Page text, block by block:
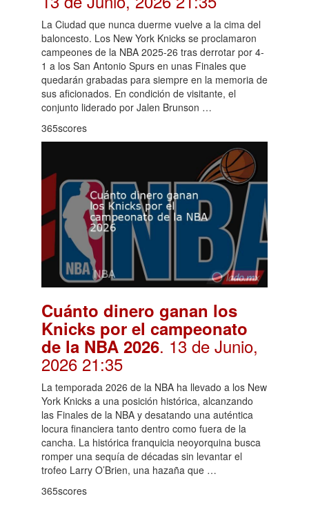
La Ciudad que nunca duerme vuelve a la cima del
baloncesto. Los New York Knicks se proclamaron
campeones de la NBA 2025-26 tras derrotar por 4-
1 a los San Antonio Spurs en unas Finales que
quedarán grabadas para siempre en la memoria de
sus aficionados. En condición de visitante, el
conjunto liderado por Jalen Brunson …
365scores
Cuánto dinero ganan los
Knicks por el campeonato
de la NBA 2026. 13 de Junio,
2026 21:35
La temporada 2026 de la NBA ha llevado a los New
York Knicks a una posición histórica, alcanzando
las Finales de la NBA y desatando una auténtica
locura financiera tanto dentro como fuera de la
cancha. La histórica franquicia neoyorquina busca
romper una sequía de décadas sin levantar el
trofeo Larry O’Brien, una hazaña que …
365scores